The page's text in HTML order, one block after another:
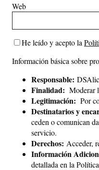
Web
He leído y acepto la
Información básica sobre
Responsable:
Finalidad: Moderar
Legitimación: Por
Destinatarios y
ceden o comunican
servicio.
Derechos: Acceder,
Información
detallada en la